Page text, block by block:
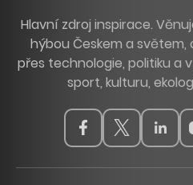
Hlavní zdroj inspirace.
hýbou Českem a
přes technologie, politiku a
sport, kulturu,